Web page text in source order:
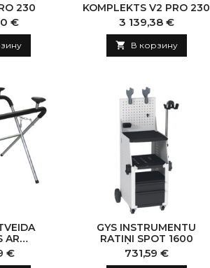
230
€
KOMPLEKTS V2 PRO 230
Цена
3 139,38 €
 В корзину
AR
€
GYS INSTRUMENTU
RATIŅI SPOT 1600
Цена
731,59 €